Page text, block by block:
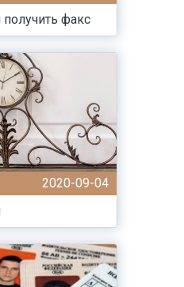
получить факс
2020-09-04